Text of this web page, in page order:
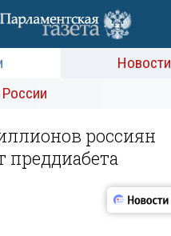
Новости
россиян
преддиабета